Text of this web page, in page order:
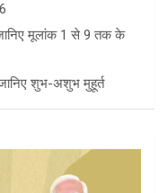
मूलांक 1 से 9 तक के
शुभ-अशुभ मुहूर्त